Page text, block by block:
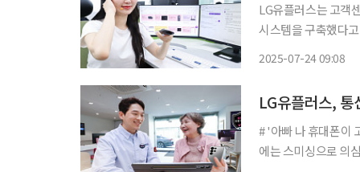
LG유플러스는 고객
시스템을 구축했다
2025-07-24 09:08
LG유플러스,
# '아빠 나 휴대폰이
에는 스미싱으로 의